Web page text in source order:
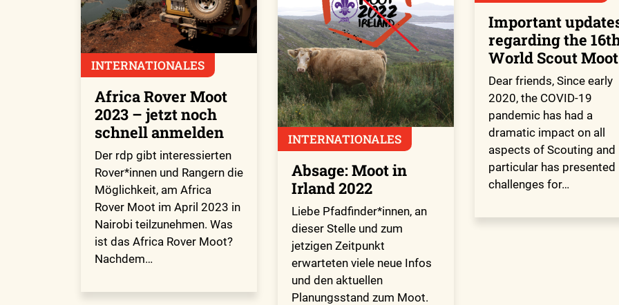
INTERNATIONALES
Africa Rover Moot
2023 – jetzt noch
schnell anmelden
Der rdp gibt interessierten
Rover*innen und Rangern die
Möglichkeit, am Africa
Rover Moot im April 2023 in
Nairobi teilzunehmen. Was
ist das Africa Rover Moot?
Nachdem…
INTERNATIONALES
Absage: Moot in
Irland 2022
Liebe Pfadfinder*innen, an
dieser Stelle und zum
jetzigen Zeitpunkt
erwarteten viele neue Infos
und den aktuellen
Planungsstand zum Moot.
Important
regarding the
World Scout Moot
Dear friends, Since early
2020, the COVID-19
pandemic has had a
dramatic impact on all
aspects of Scouting and
particular has presented
challenges for…